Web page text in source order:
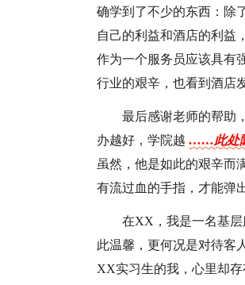
确学到了不少的东西：除
自己的利益和酒店的利益
作为一个服务员应该具有
行业的艰辛，也看到酒店
最后感谢老师的帮助
办越好，学院越 ……此处
虽然，他是如此的艰辛而
有流过血的手指，才能弹
在XX，我是一名基
此温馨，更何况是对待客
XX实习生的我，心里却